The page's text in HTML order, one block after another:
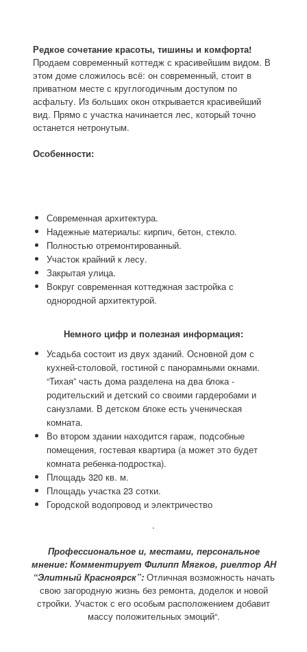
Редкое сочетание красоты, тишины и комфорта!
Продаем современный коттедж с красивейшим видом. В
этом доме сложилось всё: он современный, стоит в
приватном месте с круглогодичным доступом по
асфальту. Из больших окон открывается красивейший
вид. Прямо с участка начинается лес, который точно
останется нетронутым.
Особенности:
Современная архитектура.
Надежные материалы: кирпич, бетон, стекло.
Полностью отремонтированный.
Участок крайний к лесу.
Закрытая улица.
Вокруг современная коттеджная застройка с
однородной архитектурой.
Немного цифр и полезная информация:
Усадьба состоит из двух зданий. Основной дом с
кухней-столовой, гостиной с панорамными окнами.
“Тихая” часть дома разделена на два блока -
родительский и детский со своими гардеробами и
санузлами. В детском блоке есть ученическая
комната.
Во втором здании находится гараж, подсобные
помещения, гостевая квартира (а может это будет
комната ребенка-подростка).
Площадь 320 кв. м.
Площадь участка 23 сотки.
Городской водопровод и электричество
.
Профессиональное и, местами, персональное
мнение: Комментирует Филипп Мягков, риелтор АН
“Элитный Красноярск”:Отличная возможность начать
свою загородную жизнь без ремонта, доделок и новой
стройки. Участок с его особым расположением добавит
массу положительных эмоций“.